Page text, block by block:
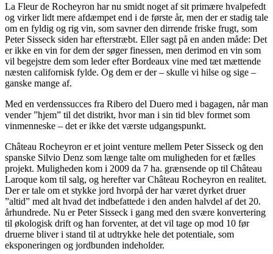
La Fleur de Rocheyron har nu smidt noget af sit primære hvalpefedt
og virker lidt mere afdæmpet end i de første år, men der er stadig tale
om en fyldig og rig vin, som savner den dirrende friske frugt, som
Peter Sisseck siden har efterstræbt. Eller sagt på en anden måde: Det
er ikke en vin for dem der søger finessen, men derimod en vin som
vil begejstre dem som leder efter Bordeaux vine med tæt mættende
næsten californisk fylde. Og dem er der – skulle vi hilse og sige –
ganske mange af.
Med en verdenssucces fra Ribero del Duero med i bagagen, når man
vender ”hjem” til det distrikt, hvor man i sin tid blev formet som
vinmenneske – det er ikke det værste udgangspunkt.
Château Rocheyron er et joint venture mellem Peter Sisseck og den
spanske Silvio Denz som længe talte om muligheden for et fælles
projekt. Muligheden kom i 2009 da 7 ha. grænsende op til Château
Laroque kom til salg, og herefter var Château Rocheyron en realitet.
Der er tale om et stykke jord hvorpå der har været dyrket druer
”altid” med alt hvad det indbefattede i den anden halvdel af det 20.
århundrede. Nu er Peter Sisseck i gang med den svære konvertering
til økologisk drift og han forventer, at det vil tage op mod 10 før
druerne bliver i stand til at udtrykke hele det potentiale, som
eksponeringen og jordbunden indeholder.